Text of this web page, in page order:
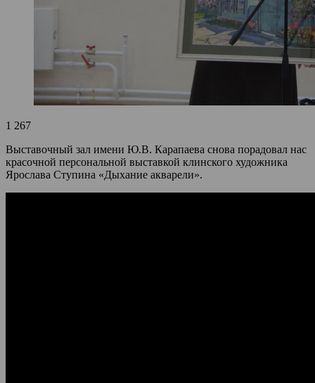
1 267
Выставочный зал имени Ю.В. Карапаева снова порадовал нас
красочной персональной выставкой клинского художника
Ярослава Ступина «Дыхание акварели».